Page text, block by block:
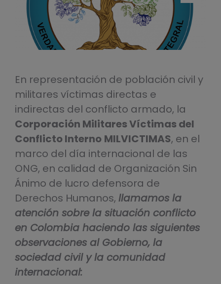
En representación de población civil y
militares víctimas directas e
indirectas del conflicto armado, la
Corporación Militares Víctimas del
Conflicto Interno MILVICTIMAS, en el
marco del día internacional de las
ONG, en calidad de Organización Sin
Ánimo de lucro defensora de
Derechos Humanos, llamamos la
atención sobre la situación conflicto
en Colombia haciendo las siguientes
observaciones al Gobierno, la
sociedad civil y la comunidad
internacional: